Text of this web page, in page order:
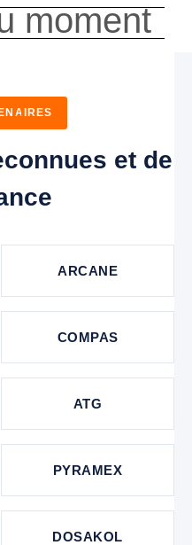
moment
et de
ARCANE
COMPAS
ATG
PYRAMEX
DOSAKOL